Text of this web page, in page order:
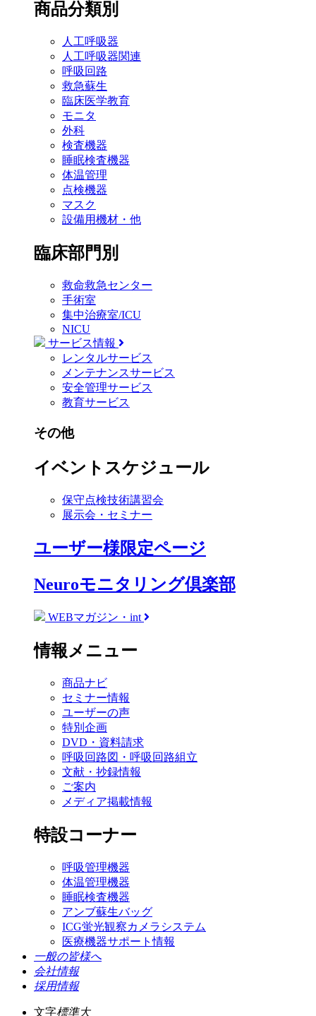
商品分類別
人工呼吸器
人工呼吸器関連
呼吸回路
救急蘇生
臨床医学教育
モニタ
外科
検査機器
睡眠検査機器
体温管理
点検機器
マスク
設備用機材・他
臨床部門別
救命救急センター
手術室
集中治療室/ICU
NICU
サービス情報
レンタルサービス
メンテナンスサービス
安全管理サービス
教育サービス
その他
イベントスケジュール
保守点検技術講習会
展示会・セミナー
ユーザー様限定ページ
Neuroモニタリング倶楽部
WEBマガジン・int
情報メニュー
商品ナビ
セミナー情報
ユーザーの声
特別企画
DVD・資料請求
呼吸回路図・呼吸回路組立
文献・抄録情報
ご案内
メディア掲載情報
特設コーナー
呼吸管理機器
体温管理機器
睡眠検査機器
アンブ蘇生バッグ
ICG蛍光観察カメラシステム
医療機器サポート情報
一般の皆様へ
会社情報
採用情報
文字標準大